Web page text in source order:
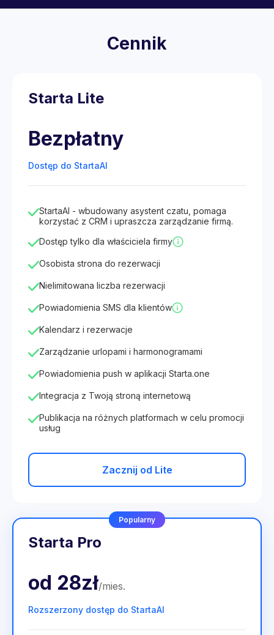
Cennik
Starta Lite
Bezpłatny
Dostęp do StartaAI
StartaAI - wbudowany asystent czatu, pomaga
korzystać z CRM i upraszcza zarządzanie firmą.
Dostęp tylko dla właściciela firmy
Osobista strona do rezerwacji
Nielimitowana liczba rezerwacji
Powiadomienia SMS dla klientów
Kalendarz i rezerwacje
Zarządzanie urlopami i harmonogramami
Powiadomienia push w aplikacji Starta.one
Integracja z Twoją stroną internetową
Publikacja na różnych platformach w celu promocji
usług
Zacznij od Lite
Popularny
Starta Pro
od 28zł/mies.
Rozszerzony dostęp do StartaAI